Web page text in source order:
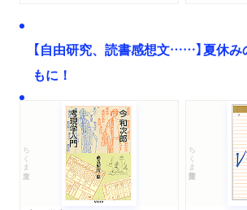
【自由研究、読書感想文……】夏休み
もに！
ちくま文庫 ちくま学芸文庫